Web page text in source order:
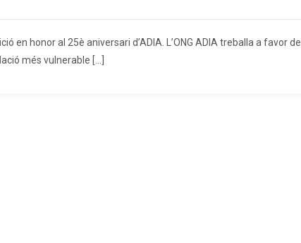
en honor al 25è aniversari d’ADIA. L’ONG ADIA treballa a favor de
més vulnerable […]